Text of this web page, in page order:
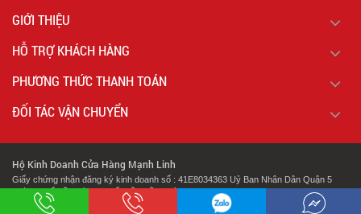
GIỚI THIỆU
HỖ TRỢ KHÁCH HÀNG
PHƯƠNG THỨC THANH TOÁN
ĐỐI TÁC VẬN CHUYỂN
Hộ Kinh Doanh Cửa Hàng Mạnh Linh
Giấy chứng nhận đăng ký kinh doanh số : 41E8034363 Uỷ Ban Nhân Dân Quận 5
Thành Phố Hồ Chí Minh Cấp Lần Đầu Ngày : 07/02/2018.